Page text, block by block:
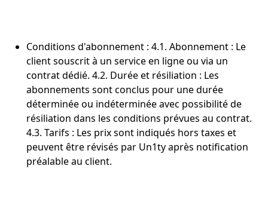
Conditions d'abonnement : 4.1. Abonnement : Le
client souscrit à un service en ligne ou via un
contrat dédié. 4.2. Durée et résiliation : Les
abonnements sont conclus pour une durée
déterminée ou indéterminée avec possibilité de
résiliation dans les conditions prévues au contrat.
4.3. Tarifs : Les prix sont indiqués hors taxes et
peuvent être révisés par Un1ty après notification
préalable au client.